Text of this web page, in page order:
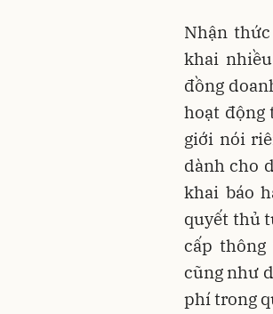
Nhận
khai
đồng
hoạt động
giới nói
dành cho
khai báo
quyết thủ
cấp
cũng như
phí trong